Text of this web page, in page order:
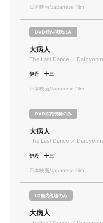
日本映画/Japanese Film
DVD館内視聴のみ
大病人
The Last Dance ／ Daibyonin
伊丹 十三
日本映画/Japanese Film
DVD館内視聴のみ
大病人
The Last Dance ／ Daibyonin
伊丹 十三
日本映画/Japanese Film
LD館内視聴のみ
大病人